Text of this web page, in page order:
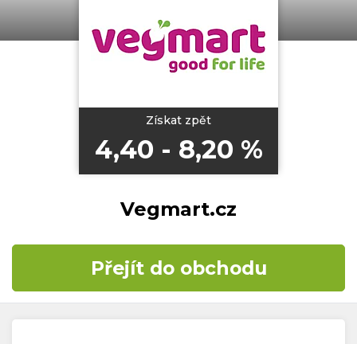
Obchody
Jak to funguje
Časté dotazy
Kontakt
Získat zpět
4,40 - 8,20 %
Vegmart.cz
Přejít do obchodu